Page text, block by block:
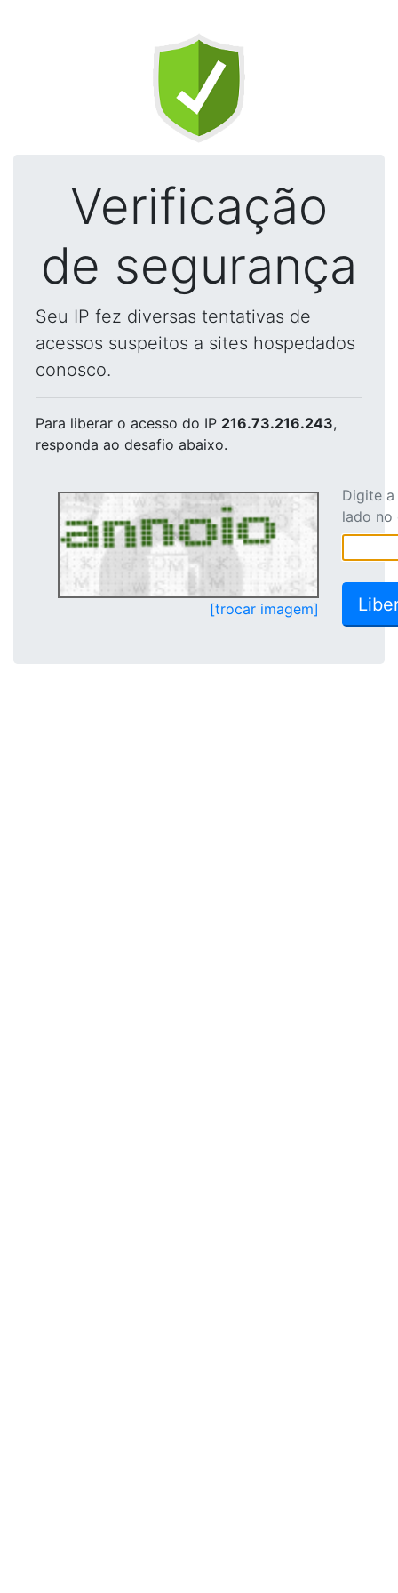
Verificação
de segurança
Seu IP fez diversas tentativas de
acessos suspeitos a sites hospedados
conosco.
Para liberar o acesso do IP 216.73.216.243,
responda ao desafio abaixo.
[trocar imagem]
Digite
lado no